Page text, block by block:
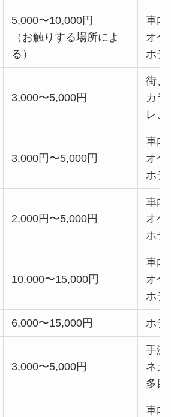
5,000〜10,000円
（お触りする場所によ
る）
車内
オケ
ホテ
3,000〜5,000円
街、
カラ
レ、
3,000円〜5,000円
車内
オケ
ホテ
2,000円〜5,000円
車内
オケ
ホテ
10,000〜15,000円
車内
オケ
ホテ
6,000〜15,000円 ホテ
3,000〜5,000円
手渡
ネカ
多目
車内